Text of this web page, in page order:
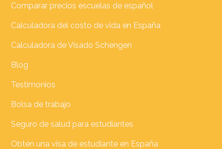
Comparar precios escuelas de español
Calculadora del costo de vida en España
Calculadora de Visado Schengen
Blog
Testimonios
Bolsa de trabajo
Seguro de salud para estudiantes
Obtén una visa de estudiante en España